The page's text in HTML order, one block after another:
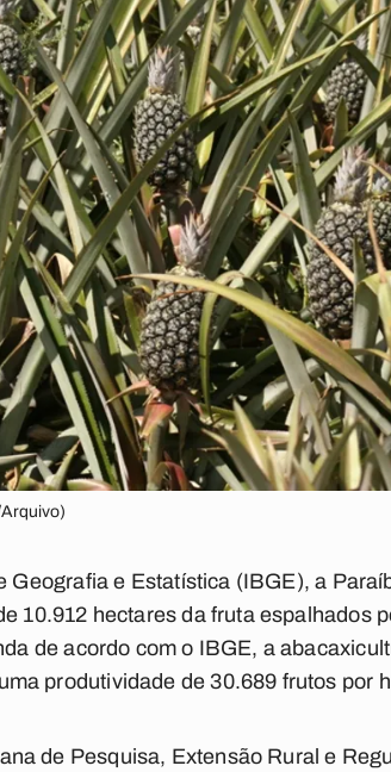
e Estatística (IBGE), a
10.912 hectares da fruta espalhados
de acordo com o IBGE, a
produtividade de 30.689 frutos por
de Pesquisa, Extensão Rural e